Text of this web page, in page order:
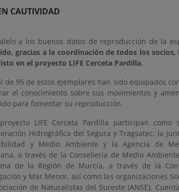
CAUTIVIDAD
a los buenos datos de reproducción de la
gracias a la coordinación de todos los
en el proyecto LIFE Cerceta Pardilla.
de 95 de estos ejemplares han sido equipados
el conocimiento sobre sus movimientos y
para fomentar su reproducción.
LIFE Cerceta Pardilla participan
Hidrográfica del Segura y Tragsatec; la
y Medio Ambiente y la Agencia de
a través de la Conselleria de Medio
de la Región de Murcia, a través de la
y Mar Menor, así como las organizaciones
de Naturalistas del Sureste (ANSE).